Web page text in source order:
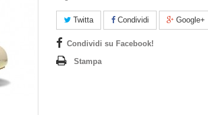
Twitta Condividi Google+
Condividi su Facebook!
Stampa